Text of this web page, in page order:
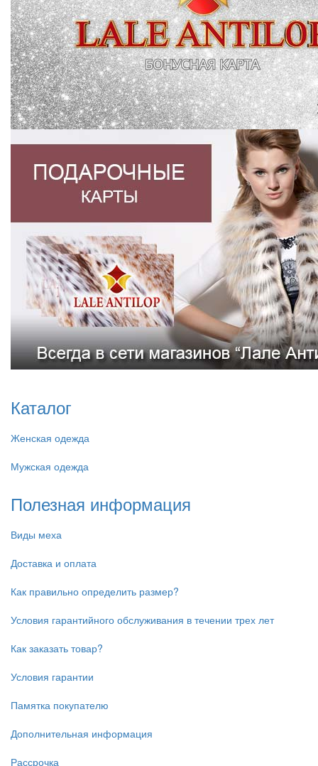
Каталог
Женская одежда
Мужская одежда
Полезная информация
Виды меха
Доставка и оплата
Как правильно определить размер?
Условия гарантийного обслуживания в течении трех лет
Как заказать товар?
Условия гарантии
Памятка покупателю
Дополнительная информация
Рассрочка